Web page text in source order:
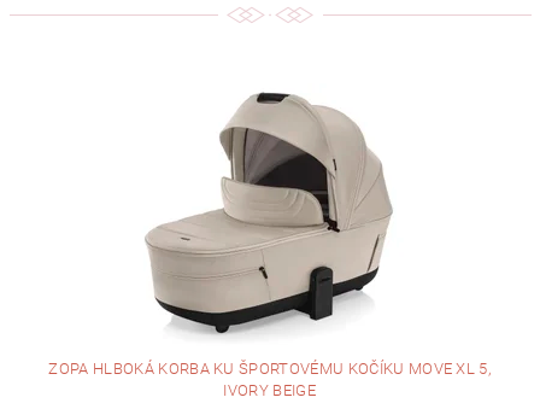
ZOPA HLBOKÁ KORBA KU ŠPORTOVÉMU KOČÍKU MOVE XL 5,
IVORY BEIGE